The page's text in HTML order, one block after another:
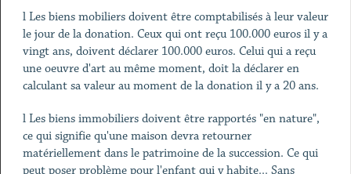
l Les biens mobiliers doivent être comptabilisés à leur valeur
le jour de la donation. Ceux qui ont reçu 100.000 euros il y a
vingt ans, doivent déclarer 100.000 euros. Celui qui a reçu
une oeuvre d'art au même moment, doit la déclarer en
calculant sa valeur au moment de la donation il y a 20 ans.
l Les biens immobiliers doivent être rapportés "en nature",
ce qui signifie qu'une maison devra retourner
matériellement dans le patrimoine de la succession. Ce qui
peut poser problème pour l'enfant qui y habite... Sans